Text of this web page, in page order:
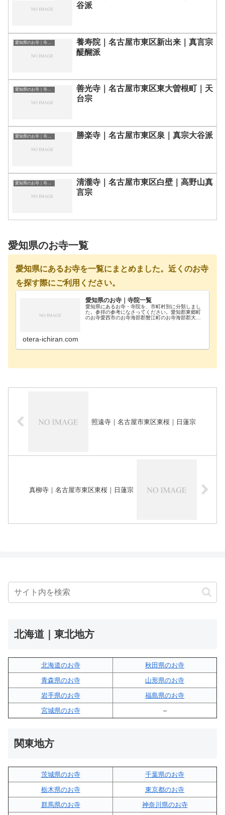
谷派
愛知県のお寺｜寺院一覧
養寿院｜名古屋市東区新出来｜真言宗
醍醐派
愛知県のお寺｜寺院一覧
善光寺｜名古屋市東区東大曽根町｜天
台宗
愛知県のお寺｜寺院一覧 勝楽寺｜名古屋市東区泉｜真宗大谷派
愛知県のお寺｜寺院一覧
清瀧寺｜名古屋市東区白壁｜高野山真
言宗
愛知県のお寺一覧
愛知県にあるお寺を一覧にまとめました。近くのお寺
を探す際にご利用ください。
愛知県のお寺｜寺院一覧
愛知県にあるお寺・寺院を、市町村別に分類しまし
た。参拝の参考になさってください。愛知郡東郷町
のお寺愛西市のお寺海部郡蟹江町のお寺海部郡大治
otera-ichiran.com
照遠寺｜名古屋市東区東桜｜日蓮宗
真柳寺｜名古屋市東区東桜｜日蓮宗
北海道｜東北地方
北海道のお寺
秋田県のお寺
青森県のお寺
山形県のお寺
岩手県のお寺
福島県のお寺
宮城県のお寺
–
関東地方
茨城県のお寺
千葉県のお寺
栃木県のお寺
東京都のお寺
群馬県のお寺
神奈川県のお寺